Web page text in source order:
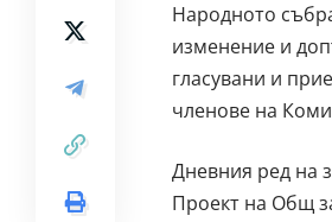
Народното
изменение и
гласувани и
членове на
Дневния ред на
Проект на Общ